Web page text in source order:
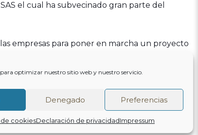
optimizar nuestro sitio web y nuestro servicio.
Denegado Preferencias
cookiesDeclaración de privacidadImpressum
el cual ha subvecinado gran parte del
empresas para poner en marcha un proyecto
Castilla-La Mancha y la mejora de su
productivas, la mejora de los
de estos frente a la competencia y la
del tejido empresarial de la región.